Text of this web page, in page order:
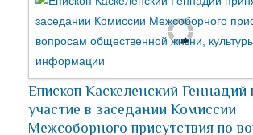
Епископ Каскеленский Геннадий
участие в заседании Комиссии
Межсоборного присутствия по